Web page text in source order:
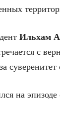
Ильхам
с
суверенитет
на